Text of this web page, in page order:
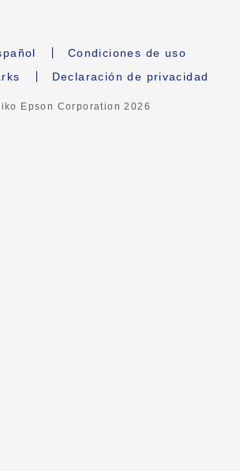
Condiciones de uso
Declaración de privacidad
Epson Corporation2026